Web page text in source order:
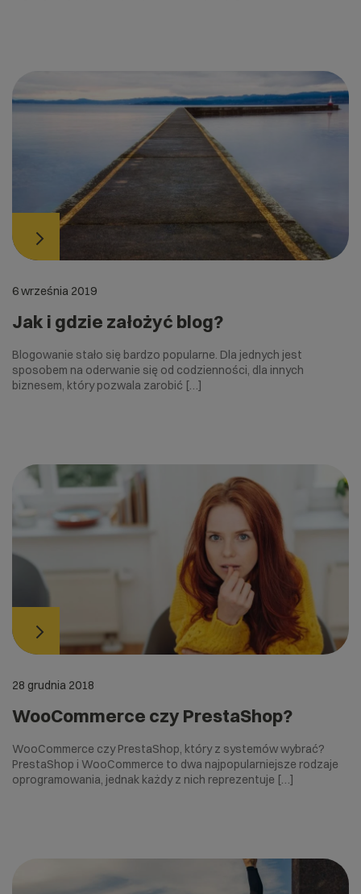
6 września 2019
Jak i gdzie założyć blog?
Blogowanie stało się bardzo popularne. Dla jednych jest
sposobem na oderwanie się od codzienności, dla innych
biznesem, który pozwala zarobić […]
28 grudnia 2018
WooCommerce czy PrestaShop?
WooCommerce czy PrestaShop, który z systemów wybrać?
PrestaShop i WooCommerce to dwa najpopularniejsze rodzaje
oprogramowania, jednak każdy z nich reprezentuje […]